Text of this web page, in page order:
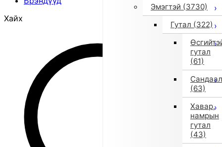
Хайх
Эмэгтэй (3730)
Гутал (322)
гутал
(61)
Сандаал
(63)
Хавар,
намрын
гутал
(43)